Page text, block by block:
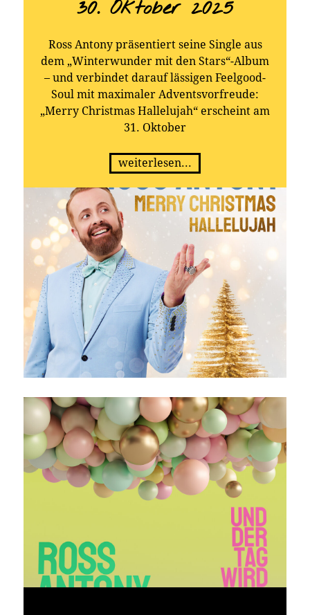
30. Oktober 2025
Ross Antony präsentiert seine Single aus
dem „Winterwunder mit den Stars“-Album
– und verbindet darauf lässigen Feelgood-
Soul mit maximaler Adventsvorfreude:
„Merry Christmas Hallelujah“ erscheint am
31. Oktober
weiterlesen...